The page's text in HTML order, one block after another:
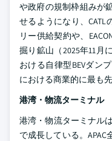
や政府の規制枠組みが
せるようになり、CATL
リー供給契約や、
掘り鉱山（2025年11月
おける自律型BEVダン
における商業的に最も
港湾・物流ターミナル
港湾・物流ターミナル
で成長している。APAC